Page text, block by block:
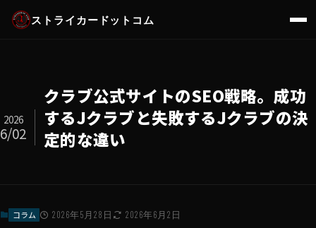
ストライカードットコム
クラブ公式サイトのSEO戦略。成功
するJクラブと失敗するJクラブの決
定的な違い
2026
6/02
コラム 2026年5月28日 2026年6月2日